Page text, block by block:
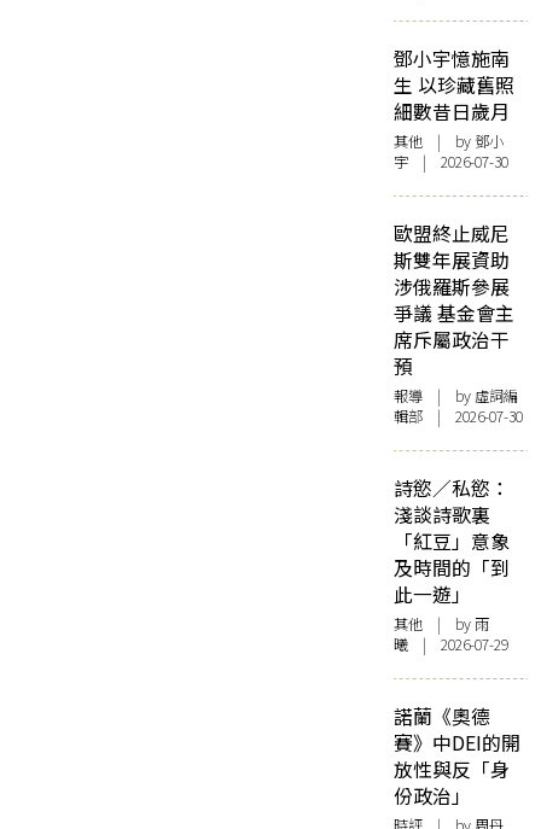
鄧小宇憶施南
生 以珍藏舊照
細數昔日歲月
其他 | by 鄧小
宇 | 2026-07-30
歐盟終止威尼
斯雙年展資助
涉俄羅斯參展
爭議 基金會主
席斥屬政治干
預
報導 | by 虛詞編
輯部 | 2026-07-30
詩慾／私慾：
淺談詩歌裏
「紅豆」意象
及時間的「到
此一遊」
其他 | by 雨
曦 | 2026-07-29
諾蘭《奧德
賽》中DEI的開
放性與反「身
份政治」